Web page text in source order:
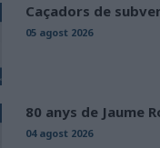
Caçadors de
05 agost 2026
80 anys de Jaume
04 agost 2026